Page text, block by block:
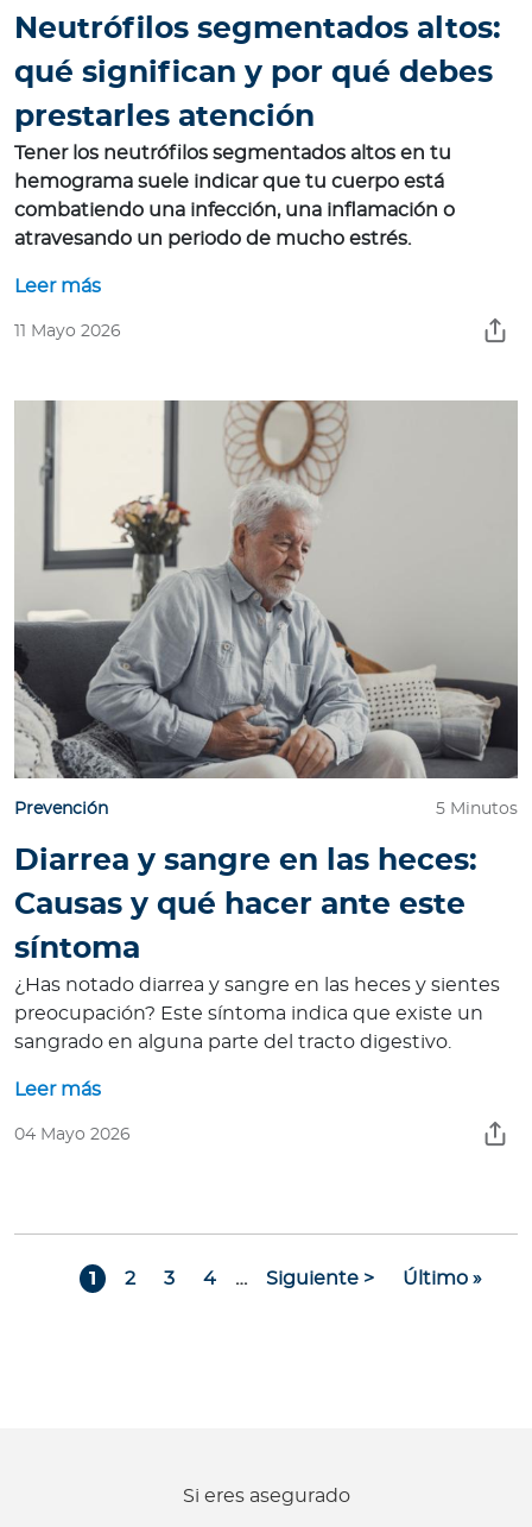
Neutrófilos segmentados altos:
qué significan y por qué debes
prestarles atención
Tener los neutrófilos segmentados altos en tu
hemograma suele indicar que tu cuerpo está
combatiendo una infección, una inflamación o
atravesando un periodo de mucho estrés.
Leer más
11 Mayo 2026
Prevención 5 Minutos
Diarrea y sangre en las heces:
Causas y qué hacer ante este
síntoma
¿Has notado diarrea y sangre en las heces y sientes
preocupación? Este síntoma indica que existe un
sangrado en alguna parte del tracto digestivo.
Leer más
04 Mayo 2026
Page
1 Page
2 Page
3 Page
4 … Siguiente página
Siguiente > Última
Último »
Si eres asegurado